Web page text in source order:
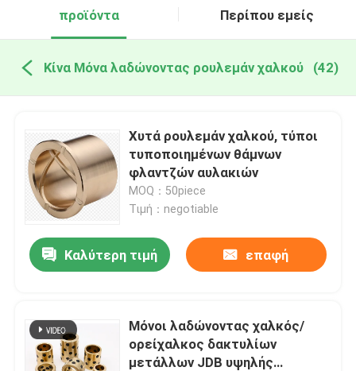
προϊόντα Περίπου εμείς
Κίνα Μόνα λαδώνοντας ρουλεμάν χαλκού (42)
Χυτά ρουλεμάν χαλκού, τύποι
τυποποιημένων θάμνων
φλαντζών αυλακιών
MOQ：50piece
Τιμή：negotiable
Καλύτερη τιμή επαφή
Μόνοι λαδώνοντας χαλκός/
ορείχαλκος δακτυλίων
μετάλλων JDB υψηλής